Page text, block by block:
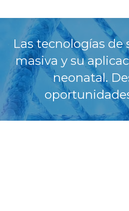
Las tecnologías de
masiva y su
neonatal.